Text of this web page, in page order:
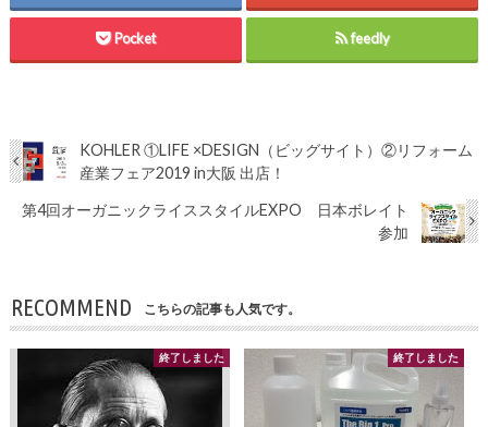
Pocket feedly
KOHLER ①LIFE ×DESIGN（ビッグサイト）②リフォーム
産業フェア2019 in大阪 出店！
第4回オーガニックライススタイルEXPO 日本ボレイト
参加
RECOMMEND こちらの記事も人気です。
終了しました 終了しました